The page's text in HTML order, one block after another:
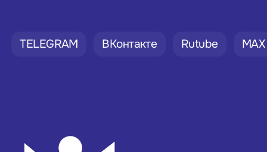
TELEGRAM ВКонтакте Rutube MAX